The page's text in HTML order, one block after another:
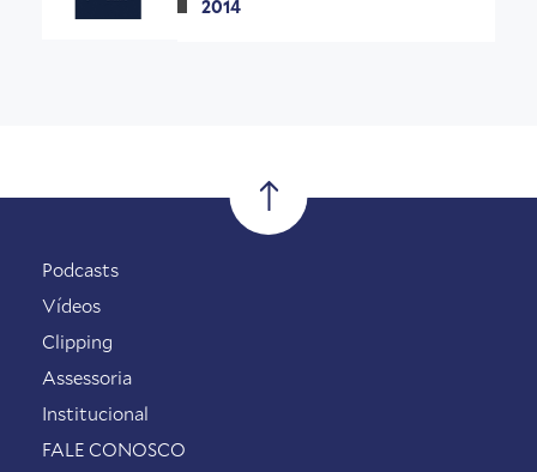
2014
Podcasts
Vídeos
Clipping
Assessoria
Institucional
FALE CONOSCO